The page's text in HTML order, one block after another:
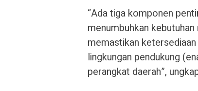
“Ada tiga komponen
menumbuhkan
memastikan
lingkungan pendukung
perangkat daerah”,